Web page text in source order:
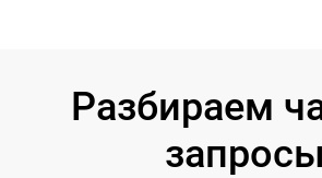
Разбираем
запросы